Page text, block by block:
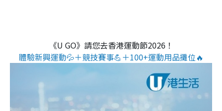
《U GO》請您去香港運動節2026！
體驗新興運動💦＋競技賽事💪＋100+運動用品攤位🔥